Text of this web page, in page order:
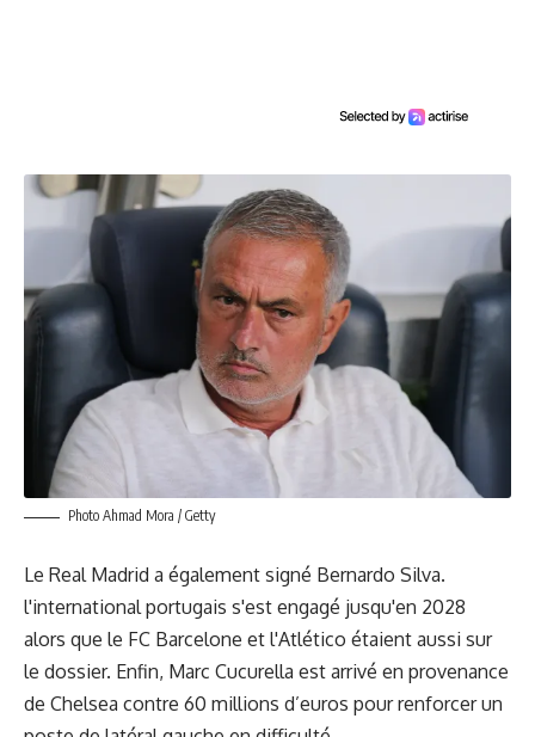
Photo Ahmad Mora / Getty
Le Real Madrid a également signé Bernardo Silva.
l'international portugais s'est engagé jusqu'en 2028
alors que le FC Barcelone et l'Atlético étaient aussi sur
le dossier. Enfin, Marc Cucurella est arrivé en provenance
de Chelsea contre 60 millions d’euros pour renforcer un